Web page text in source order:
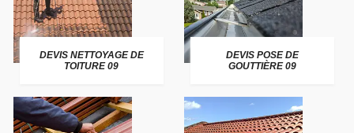
DEVIS NETTOYAGE DE
TOITURE 09
DEVIS POSE DE
GOUTTIÈRE 09